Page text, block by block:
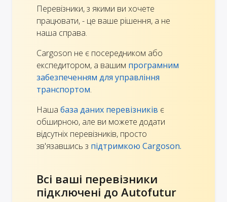
Перевізники, з якими ви хочете
працювати, - це ваше рішення, а не
наша справа.
Cargoson не є посередником або
експедитором, а вашим програмним
забезпеченням для управління
транспортом.
Наша база даних перевізників є
обширною, але ви можете додати
відсутніх перевізників, просто
зв'язавшись з підтримкою Cargoson.
Всі ваші перевізники
підключені до Autofutur